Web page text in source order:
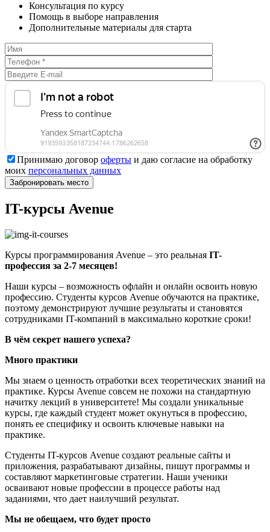
Консультация по курсу
Помощь в выборе направления
Дополнительные материалы для старта
Принимаю договор оферты и даю согласие на обработку
моих персональных данных
IT-курсы Avenue
Курсы программирования Avenue – это реальная IT-
профессия за 2-7 месяцев!
Наши курсы – возможность офлайн и онлайн освоить новую
профессию. Студенты курсов Avenue обучаются на практике,
поэтому‎ демонстрируют лучшие результаты и становятся
сотрудниками IT-компаний в максимально короткие сроки!
В чём секрет нашего успеха?
Много практики
Мы знаем о ценность отработки всех теоретических знаний на
практике. Курсы Avenue совсем не похожи на стандартную
начитку лекций в университете! Мы создали уникальные
курсы, где каждый студент может окунуться в профессию,
понять ее специфику и освоить ключевые навыки на
практике.
Студенты IT-курсов Avenue‎ создают реальные сайты и
приложения, разрабатывают дизайны, пишут программы и
составляют маркетинговые стратегии. Наши ученики
осваивают новые профессии в процессе работы над
заданиями‎, что дает наилучший результат.
Мы не обещаем, что будет просто